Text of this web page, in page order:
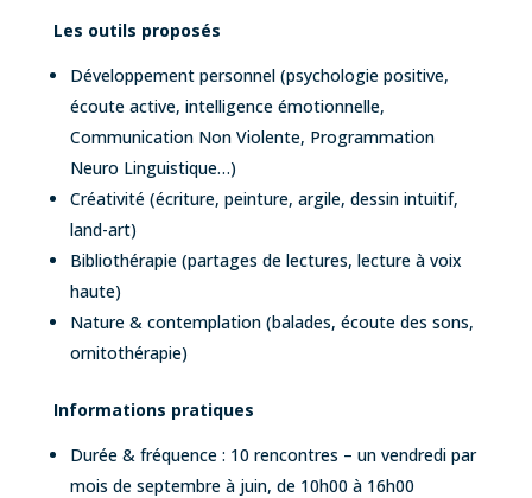
Les outils proposés
Développement personnel (psychologie positive,
écoute active, intelligence émotionnelle,
Communication Non Violente, Programmation
Neuro Linguistique…)
Créativité (écriture, peinture, argile, dessin intuitif,
land-art)
Bibliothérapie (partages de lectures, lecture à voix
haute)
Nature & contemplation (balades, écoute des sons,
ornitothérapie)
Informations pratiques
Durée & fréquence : 10 rencontres – un vendredi par
mois de septembre à juin, de 10h00 à 16h00